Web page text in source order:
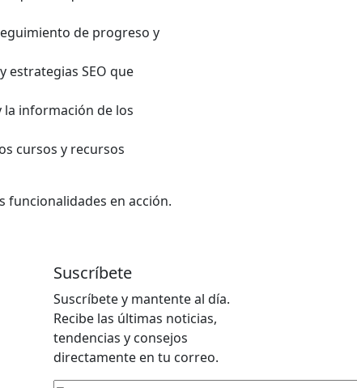
de progreso y
estrategias SEO que
información de los
cursos y recursos
funcionalidades en acción.
Suscríbete
Suscríbete y mantente al día.
Recibe las últimas noticias,
tendencias y consejos
directamente en tu correo.